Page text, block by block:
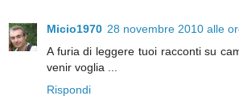
Micio1970 28 novembre 2010 alle
A furia di leggere tuoi racconti su
venir voglia ...
Rispondi